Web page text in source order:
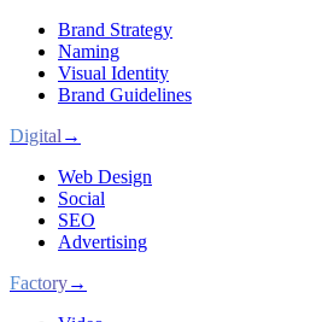
Brand Strategy
Naming
Visual Identity
Brand Guidelines
Digital →
Web Design
Social
SEO
Advertising
Factory→